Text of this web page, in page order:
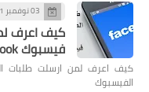
03 نوفمبر 2021
كيف اعرف
فيسبوك Facebook
الفيسبوك